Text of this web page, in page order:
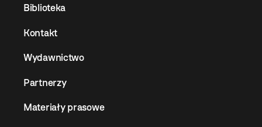
Biblioteka
Kontakt
Wydawnictwo
Partnerzy
Materiały prasowe